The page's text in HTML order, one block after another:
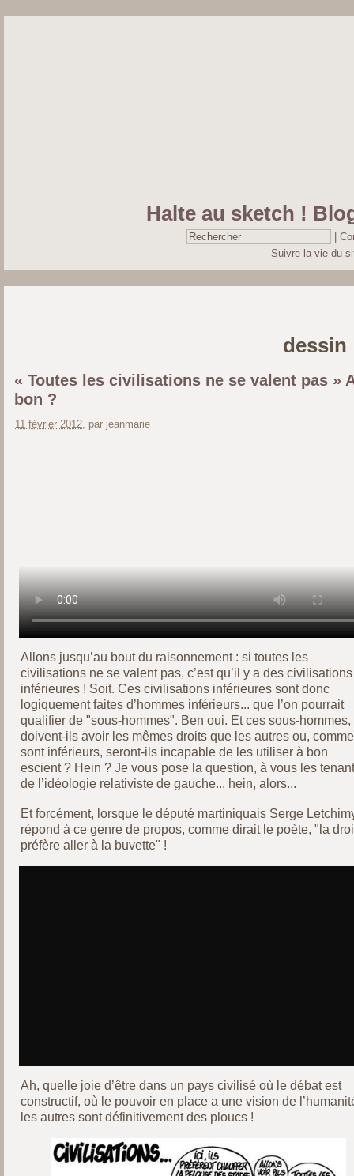
Halte au sketch !
Suivre la vie du
dessin
« Toutes les civilisations ne se valent pas »
bon ?
11 février 2012, par jeanmarie
Allons jusqu’au bout du raisonnement : si toutes les
civilisations ne se valent pas, c’est qu’il y a des civilisations
inférieures ! Soit. Ces civilisations inférieures sont donc
logiquement faites d’hommes inférieurs... que l’on pourrait
qualifier de "sous-hommes". Ben oui. Et ces sous-hommes,
doivent-ils avoir les mêmes droits que les autres ou,
sont inférieurs, seront-ils incapable de les utiliser à bon
escient ? Hein ? Je vous pose la question, à vous les
de l’idéologie relativiste de gauche... hein, alors...
Et forcément, lorsque le député martiniquais Serge
répond à ce genre de propos, comme dirait le poète, "la
préfère aller à la buvette" !
Ah, quelle joie d’être dans un pays civilisé où le débat est
constructif, où le pouvoir en place a une vision de
les autres sont définitivement des ploucs !